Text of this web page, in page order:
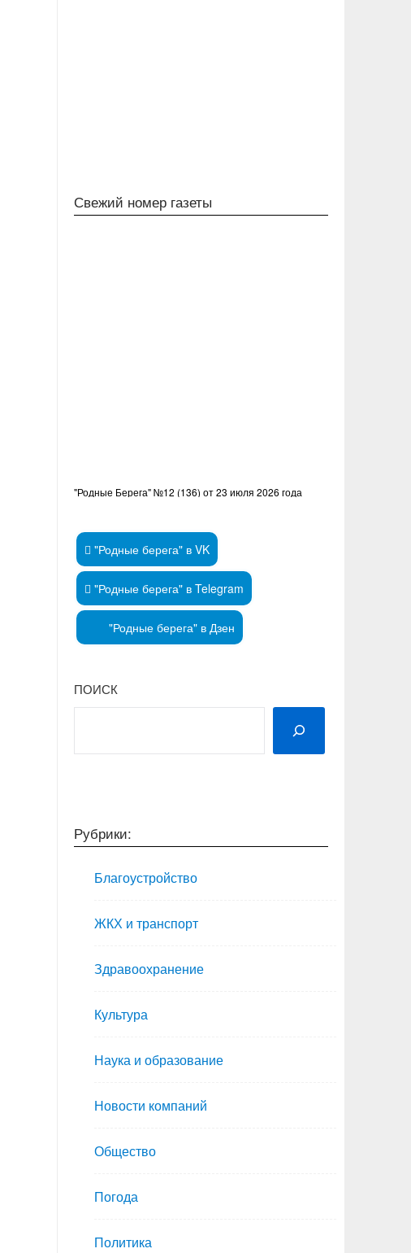
Свежий номер газеты
"Родные Берега" №12 (136) от 23 июля 2026 года
"Родные берега" в VK
"Родные берега" в Telegram
"Родные берега" в Дзен
ПОИСК
Рубрики:
Благоустройство
ЖКХ и транспорт
Здравоохранение
Культура
Наука и образование
Новости компаний
Общество
Погода
Политика